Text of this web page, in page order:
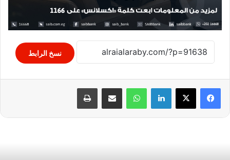
نسخ الرابط
لينكدإن واتساب مشاركة عبر البريد طباعة